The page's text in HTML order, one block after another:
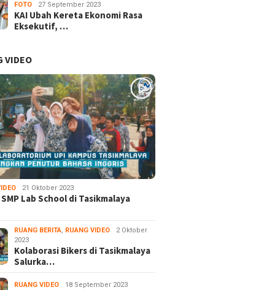
FOTO
27 September 2023
KAI Ubah Kereta Ekonomi Rasa
Eksekutif, …
VIDEO
21 Oktober 2023
Lab School di Tasikmalaya
RUANG BERITA, RUANG VIDEO
2 Oktober
2023
Kolaborasi Bikers di Tasikmalaya
Salurka…
RUANG VIDEO 18 September 2023